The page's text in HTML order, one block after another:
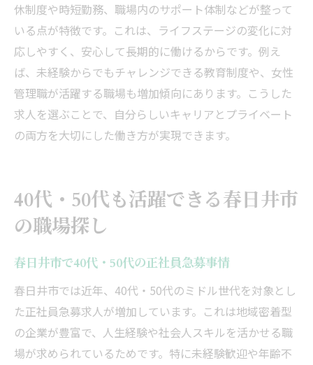
休制度や時短勤務、職場内のサポート体制などが整って
いる点が特徴です。これは、ライフステージの変化に対
応しやすく、安心して長期的に働けるからです。例え
ば、未経験からでもチャレンジできる教育制度や、女性
管理職が活躍する職場も増加傾向にあります。こうした
求人を選ぶことで、自分らしいキャリアとプライベート
の両方を大切にした働き方が実現できます。
40代・50代も活躍できる春日井市
の職場探し
春日井市で40代・50代の正社員急募事情
春日井市では近年、40代・50代のミドル世代を対象とし
た正社員急募求人が増加しています。これは地域密着型
の企業が豊富で、人生経験や社会人スキルを活かせる職
場が求められているためです。特に未経験歓迎や年齢不